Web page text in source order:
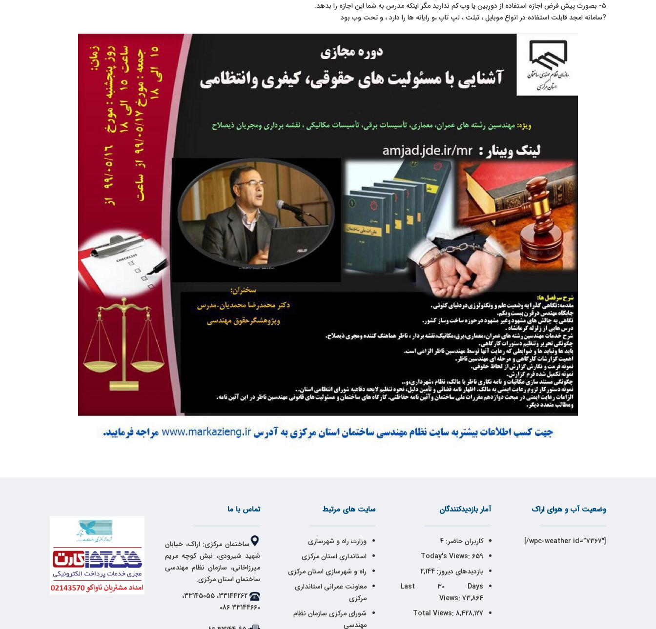
۵- بصورت پیش فرض اجازه استفاده از دوربین یا وب کم ندارید مگر اینکه مدرس به شما این اجازه را بدهد.
?سامانه امجد قابلت استفاده در انواع موبایل ، تبلت ، لپ تاپ ،و رایانه ها را دارد ، و تحت وب بود
وضعیت آب و هوای اراک
[wpc-weather id=”7367″/]
آمار بازدیدکنندگان
کاربران حاضر:4
Today's Views: 659
بازدیدهای دیروز:2,144
Last 30 Days
Views: 73,864
Total Views: 8,428,127
سایت های مرتبط
وزارت راه و شهرسازی
استانداری استان مرکزی
راه و شهرسازی استان مرکزی
معاونت عمرانی استانداری
مرکزی
شورای مرکزی سازمان نظام
مهندسی
تماس با ما
ساختمان مرکزی: اراک، خیابان
شهید شیرودی، نبش کوچه مریم
میرزاخانی، سازمان نظام مهندسی
ساختمان استان مرکزی.
33144262، 33145055،
33144660 086